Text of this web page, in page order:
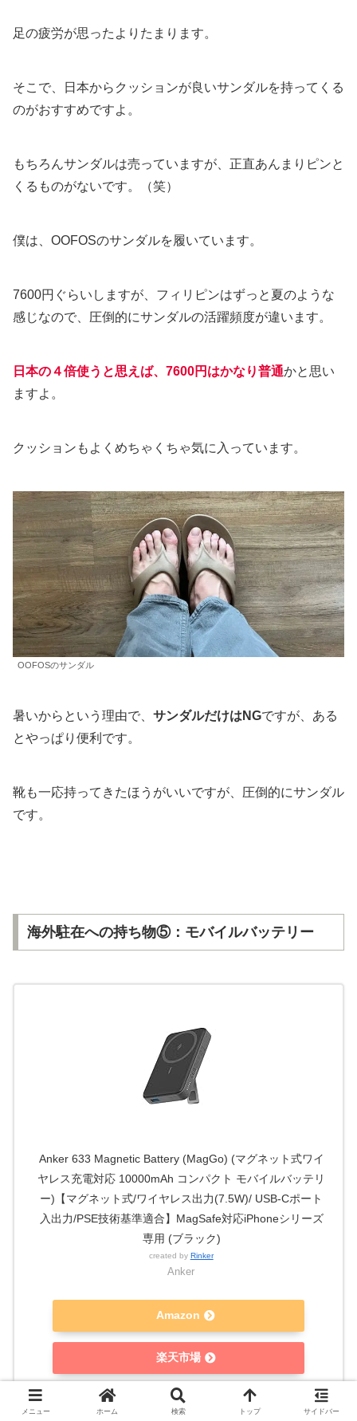
足の疲労が思ったよりたまります。
そこで、日本からクッションが良いサンダルを持ってくる
のがおすすめですよ。
もちろんサンダルは売っていますが、正直あんまりピンと
くるものがないです。（笑）
僕は、OOFOSのサンダルを履いています。
7600円ぐらいしますが、フィリピンはずっと夏のような
感じなので、圧倒的にサンダルの活躍頻度が違います。
日本の４倍使うと思えば、7600円はかなり普通かと思い
ますよ。
クッションもよくめちゃくちゃ気に入っています。
OOFOSのサンダル
暑いからという理由で、 サンダルだけはNGですが、ある
とやっぱり便利です。
靴も一応持ってきたほうがいいですが、圧倒的にサンダル
です。
海外駐在への持ち物⑤：モバイルバッテリー
Anker 633 Magnetic Battery (MagGo) (マグネット式ワイ
ヤレス充電対応 10000mAh コンパクト モバイルバッテリ
ー)【マグネット式/ワイヤレス出力(7.5W)/ USB-Cポート
入出力/PSE技術基準適合】MagSafe対応iPhoneシリーズ
専用 (ブラック)
created by Rinker
Anker
Amazon
楽天市場
Yahooショッピング
メニュー ホーム 検索 トップ サイドバー